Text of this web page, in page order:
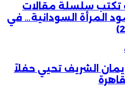
تكتب سلسلة مقالات
المرأة السودانية… في
الشريف تحيي حفلاً